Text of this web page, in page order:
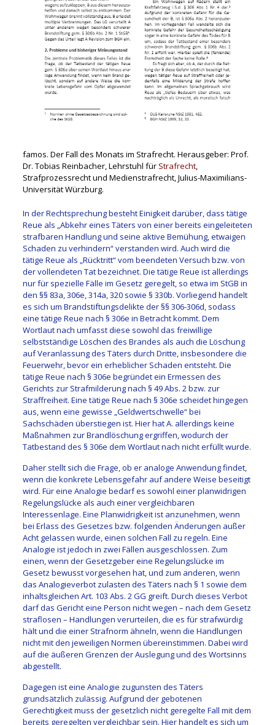
famos. Der Fall des Monats im Strafrecht. Herausgeber: Prof.
Dr. Tobias Reinbacher, Lehrstuhl für Strafrecht,
Strafprozessrecht und Medienstrafrecht, Julius-Maximilians-
Universität Würzburg.
In der Rechtsprechung besteht Einigkeit darüber, dass tätige
Reue als „Abkehr eines Täters von einer bereits eingeleiteten
strafbaren Handlung und seine aktive Bemühung, etwaigen
Schaden zu verhindern“ verstanden wird. Auch wird die
tätige Reue als „Rücktritt“ vom beendeten Versuch bzw. von
der vollendeten Tat bezeichnet. Die tätige Reue ist allerdings
nur für spezielle Fälle im Gesetz geregelt, so etwa im StGB in
den §§ 83a, 306e, 314a, 320 sowie § 330b. Vorliegend handelt
es sich um Brandstiftungsdelikte der §§ 306-306d, sodass
eine tätige Reue nach § 306e in Betracht kommt. Dem
Wortlaut nach umfasst diese sowohl das freiwillige
selbstständige Löschen des Brandes als auch die Löschung
auf Veranlassung des Täters durch Dritte, insbesondere die
Feuerwehr, bevor ein erheblicher Schaden entsteht. Die
tätige Reue nach § 306e begründet ein Ermessen des
Gerichts zur Strafmilderung nach § 49 Abs. 2 bzw. zur
Straffreiheit. Eine tätige Reue nach § 306e scheidet hingegen
aus, wenn eine gewisse „Geldwertschwelle“ bei
Sachschäden überstiegen ist. Hier hat A. allerdings keine
Maßnahmen zur Brandlöschung ergriffen, wodurch der
Tatbestand des § 306e dem Wortlaut nach nicht erfüllt wurde.
Daher stellt sich die Frage, ob er analoge Anwendung findet,
wenn die konkrete Lebensgefahr auf andere Weise beseitigt
wird. Für eine Analogie bedarf es sowohl einer planwidrigen
Regelungslücke als auch einer vergleichbaren
Interessenlage. Eine Planwidrigkeit ist anzunehmen, wenn
bei Erlass des Gesetzes bzw. folgenden Änderungen außer
Acht gelassen wurde, einen solchen Fall zu regeln. Eine
Analogie ist jedoch in zwei Fällen ausgeschlossen. Zum
einen, wenn der Gesetzgeber eine Regelungslücke im
Gesetz bewusst vorgesehen hat, und zum anderen, wenn
das Analogieverbot zulasten des Täters nach § 1 sowie dem
inhaltsgleichen Art. 103 Abs. 2 GG greift. Durch dieses Verbot
darf das Gericht eine Person nicht wegen – nach dem Gesetz
straflosen – Handlungen verurteilen, die es für strafwürdig
hält und die einer Strafnorm ähneln, wenn die Handlungen
nicht mit den jeweiligen Normen übereinstimmen. Dabei wird
auf die äußeren Grenzen der Auslegung und des Wortsinns
abgestellt.
Dagegen ist eine Analogie zugunsten des Täters
grundsätzlich zulässig. Aufgrund der gebotenen
Gerechtigkeit muss der gesetzlich nicht geregelte Fall mit dem
bereits geregelten vergleichbar sein. Hier handelt es sich um